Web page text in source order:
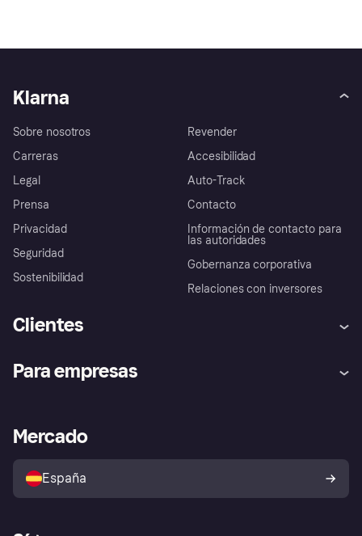
Klarna
Sobre nosotros
Carreras
Legal
Prensa
Privacidad
Seguridad
Sostenibilidad
Revender
Accesibilidad
Auto-Track
Contacto
Información de contacto para
las autoridades
Gobernanza corporativa
Relaciones con inversores
Clientes
Inicio de sesión
Directorio de tiendas
Política de protección al
comprador de Klarna
Reclamaciones
Para empresas
Acceso empresas
Mercado
España